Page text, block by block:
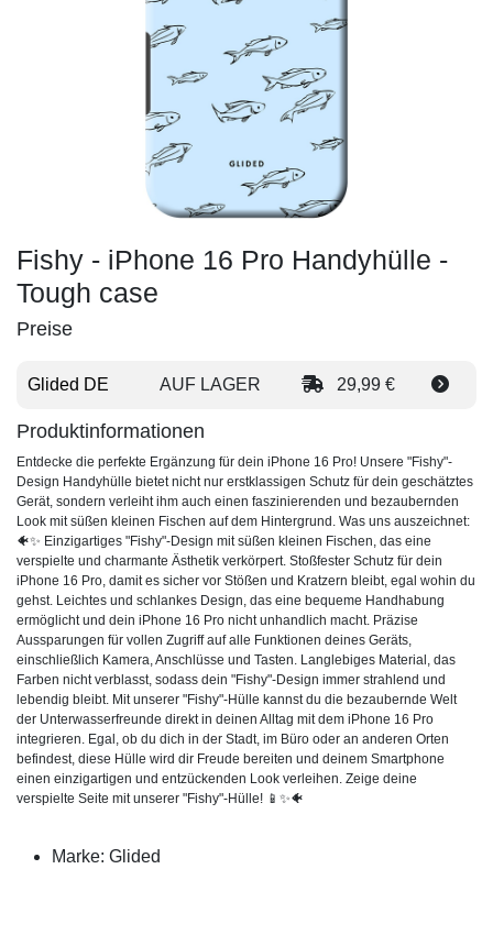
Fishy - iPhone 16 Pro Handyhülle -
Tough case
Preise
Glided DE AUF LAGER 29,99 €
Produktinformationen
Entdecke die perfekte Ergänzung für dein iPhone 16 Pro! Unsere "Fishy"-
Design Handyhülle bietet nicht nur erstklassigen Schutz für dein geschätztes
Gerät, sondern verleiht ihm auch einen faszinierenden und bezaubernden
Look mit süßen kleinen Fischen auf dem Hintergrund. Was uns auszeichnet:
🐠✨ Einzigartiges "Fishy"-Design mit süßen kleinen Fischen, das eine
verspielte und charmante Ästhetik verkörpert. Stoßfester Schutz für dein
iPhone 16 Pro, damit es sicher vor Stößen und Kratzern bleibt, egal wohin du
gehst. Leichtes und schlankes Design, das eine bequeme Handhabung
ermöglicht und dein iPhone 16 Pro nicht unhandlich macht. Präzise
Aussparungen für vollen Zugriff auf alle Funktionen deines Geräts,
einschließlich Kamera, Anschlüsse und Tasten. Langlebiges Material, das
Farben nicht verblasst, sodass dein "Fishy"-Design immer strahlend und
lebendig bleibt. Mit unserer "Fishy"-Hülle kannst du die bezaubernde Welt
der Unterwasserfreunde direkt in deinen Alltag mit dem iPhone 16 Pro
integrieren. Egal, ob du dich in der Stadt, im Büro oder an anderen Orten
befindest, diese Hülle wird dir Freude bereiten und deinem Smartphone
einen einzigartigen und entzückenden Look verleihen. Zeige deine
verspielte Seite mit unserer "Fishy"-Hülle! 📱✨🐠
Marke: Glided